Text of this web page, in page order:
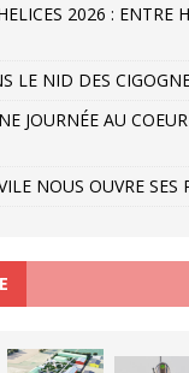
2026 : ENTRE
LE NID DES
JOURNÉE AU
NOUS OUVRE SES